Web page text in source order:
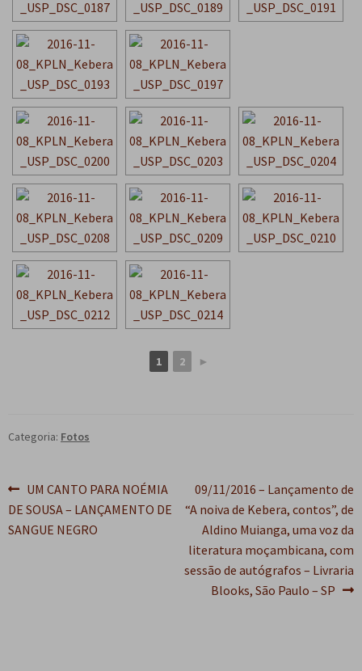
1 2 ►
Categoria: Fotos
Navegação
de
Post
anterior:
UM CANTO PARA NOÉMIA
DE SOUSA – LANÇAMENTO DE
SANGUE NEGRO
Próximo
post:
09/11/2016 – Lançamento de
“A noiva de Kebera, contos”, de
Aldino Muianga, uma voz da
literatura moçambicana, com
sessão de autógrafos – Livraria
Blooks, São Paulo – SP